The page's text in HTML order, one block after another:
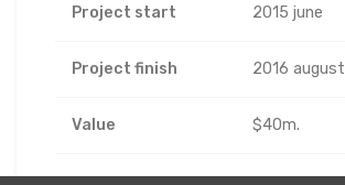
Project start 2015 june
Project finish 2016 august
Value $40m.